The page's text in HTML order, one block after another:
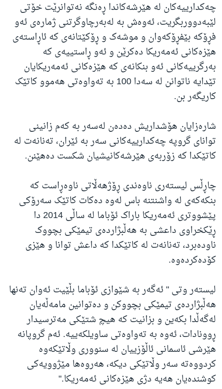
چەکدارییەکان لە هێرشەکاندا ڕەنگە نەتوانرێت خۆتی
لێبەدووربگریت، ئەوەش بە لەبەرچاوگرتنی ژمارەی ئەو
فڕۆکە بێفڕۆکەوان و موشەک و ڕۆکێتانەی کە ئاڕاستەی
هێزەکانی ئەمەریکا دەکرێن و ئەو ڕاستییەی کە
بەرگرییەکانی ئەو بنکانەی کە هێزەکانی ئەمەریکایان
تێدایە ناتوانن لە سەدا 100 بە تەواوەتی هەموو کاتێک
کاریگەر بن.
شارەزایان هۆشداریش دەدەن لەسەر بە کەم زانینی
توانای گروپە چەکدارییەکانی سەر بە ئێران، تەنانەت لە
کاتێکدا کە زۆربەی هێرشەکانیشیان شکست دەهێنن.
چاڕڵس لیستەری ناوەندی ڕۆژهەڵاتی ناوەڕاست کە
بنکەکەی لە واشنتنە باس لەوە دەکات کاتێک سەرۆکی
پێشووتری ئەمەریکا باراک ئۆباما لە ساڵی 2014 دا
ڕێکخراوی داعشی بە هەڵبژاردەی تیمێکی بچووک
ناودەبرد، تەنانەت لە کاتێکدا کە داعش توانا و هێزی
کۆدەکردەوە.
لیستەر وتی " ئەگەر بە شێوازی ئۆباما بڵێیت ئەوان تەنها
هەڵبژاردەی تیمێکی بچووکن و دەتوانین مامەڵەیان
لەگەڵدا بکەین و بزانیت کە هیچ شتێکی مەترسیدار
ڕوونادات، ئەوە بە تەواوەتی ساویلکەییە. ئەم گروپانە
هێرشی ئاسمانی ئاڵۆزییان لە سنووری وڵاتێکەوە
کردووەتە سەر وڵاتێکی دیکە، هەروەها مێژوویەکی
کوشندەیان هەیە دژی هێزەکانی ئەمەریکا."